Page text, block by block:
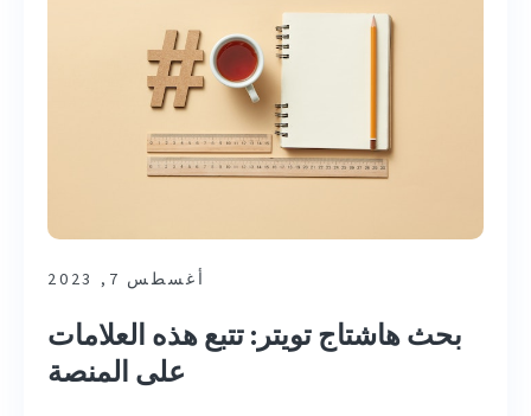
أغسطس 7, 2023
بحث هاشتاج تويتر: تتبع هذه العلامات
على المنصة